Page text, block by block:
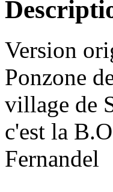
Version
Ponzone
village de
c'est la
Fernandel